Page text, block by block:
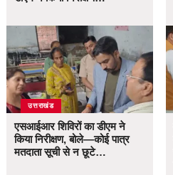
उत्तराखंड
एसआईआर शिविरों का डीएम ने
किया निरीक्षण, बोले—कोई पात्र
मतदाता सूची से न छूटे…